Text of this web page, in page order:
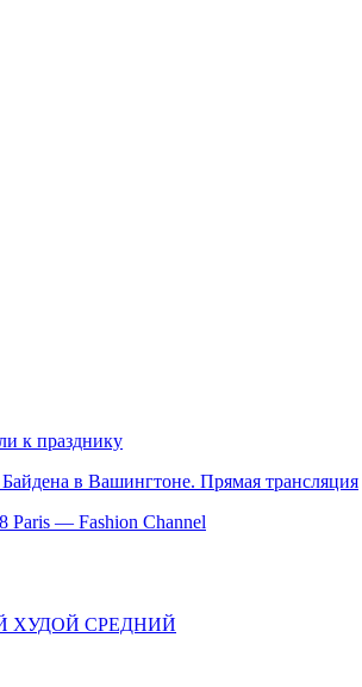
к празднику
в Вашингтоне. Прямая трансляция
— Fashion Channel
ХУДОЙ СРЕДНИЙ